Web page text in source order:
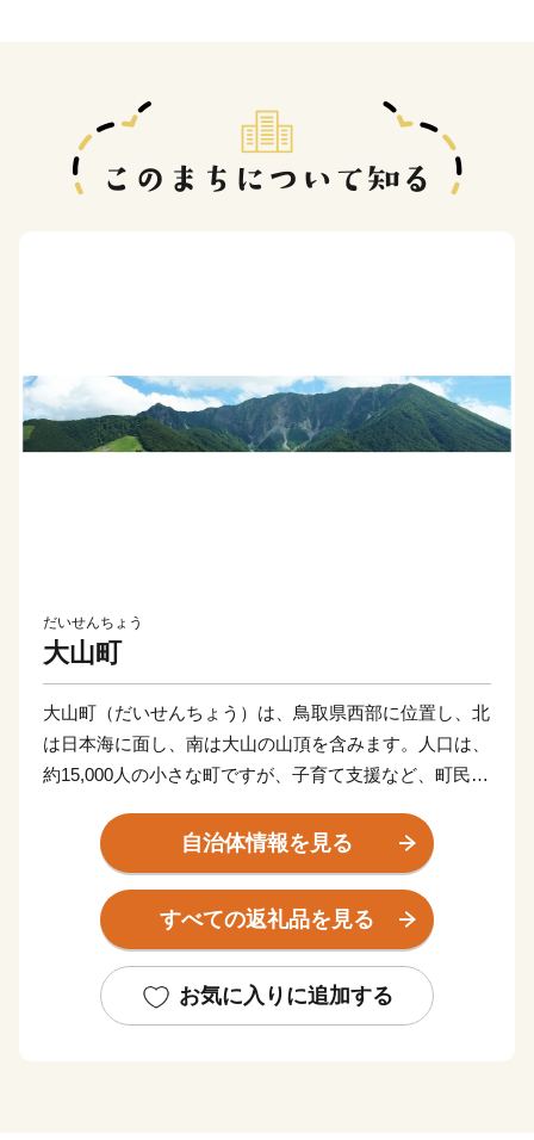
だいせんちょう
大山町
大山町（だいせんちょう）は、鳥取県西部に位置し、北
は日本海に面し、南は大山の山頂を含みます。人口は、
約15,000人の小さな町ですが、子育て支援など、町民が
度には合併以降14年間で初めて転入者が転出者を上回り
ました。しかし、依然として人口は、減り続けており、
高齢化の一途を辿っています。これからも人口減少対策
に力を注いでいく必要があります。
大山町を応援してくださる皆様へ
自治体情報を見る
すべての返礼品を見る
お気に入りに追加する